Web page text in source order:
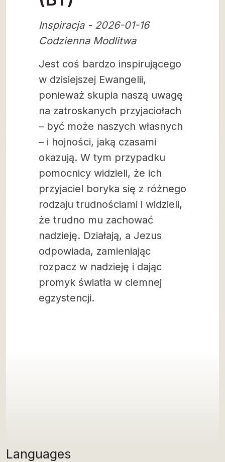
Languages
Inspiracja - 2026-01-16
Codzienna Modlitwa
Jest coś bardzo inspirującego
w dzisiejszej Ewangelii,
ponieważ skupia naszą uwagę
na zatroskanych przyjaciołach
– być może naszych własnych
– i hojności, jaką czasami
okazują. W tym przypadku
pomocnicy widzieli, że ich
przyjaciel boryka się z różnego
rodzaju trudnościami i widzieli,
że trudno mu zachować
nadzieję. Działają, a Jezus
odpowiada, zamieniając
rozpacz w nadzieję i dając
promyk światła w ciemnej
egzystencji.